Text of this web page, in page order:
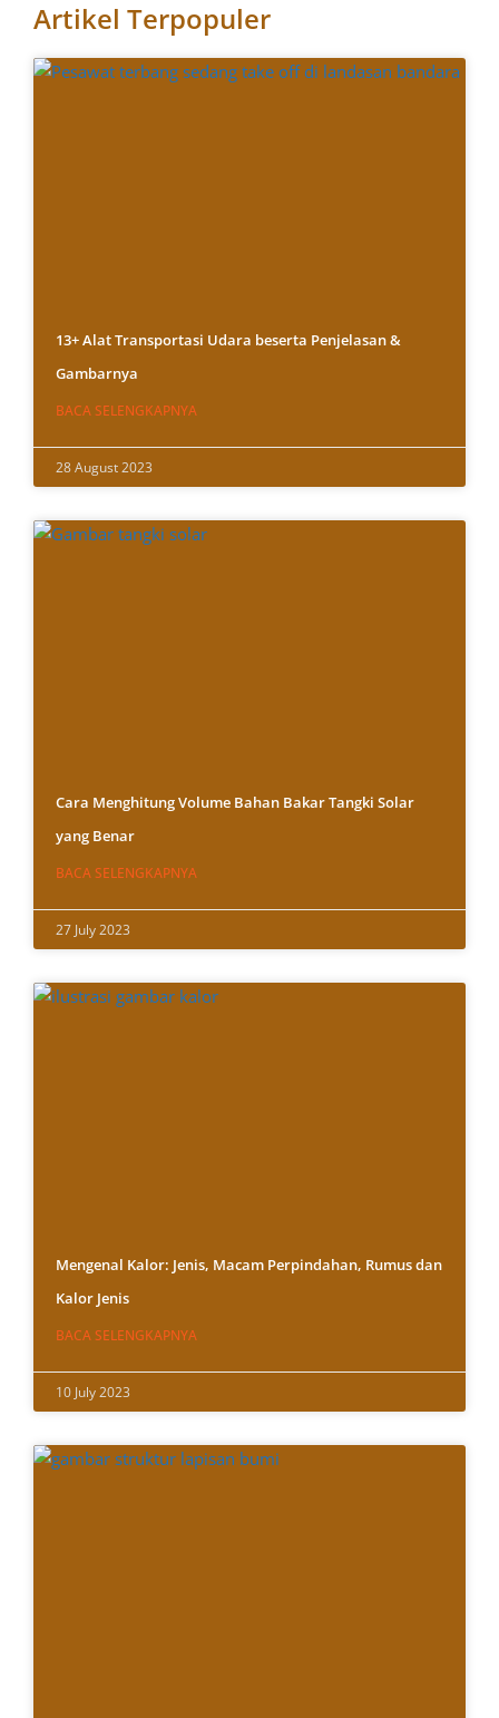
Artikel Terpopuler
13+ Alat Transportasi Udara beserta Penjelasan &
Gambarnya
BACA SELENGKAPNYA
28 August 2023
Cara Menghitung Volume Bahan Bakar Tangki Solar
yang Benar
BACA SELENGKAPNYA
27 July 2023
Mengenal Kalor: Jenis, Macam Perpindahan, Rumus dan
Kalor Jenis
BACA SELENGKAPNYA
10 July 2023